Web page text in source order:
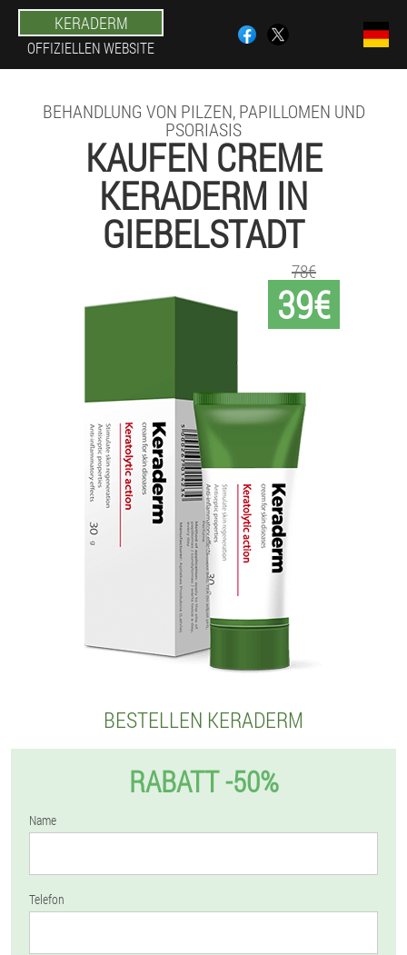
KERADERM
OFFIZIELLEN WEBSITE
BEHANDLUNG VON PILZEN, PAPILLOMEN UND
PSORIASIS
KAUFEN CREME
KERADERM IN
GIEBELSTADT
39€
78€
BESTELLEN KERADERM
RABATT -50%
Name
Telefon